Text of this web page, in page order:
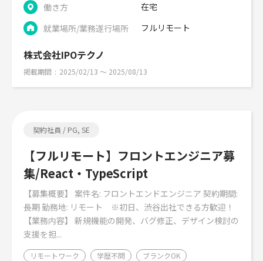
働き方
在宅
就業場所/業務遂行場所
フルリモート
株式会社IPOテクノ
掲載期間 2025/02/13 〜 2025/08/13
契約社員 / PG, SE
【フルリモート】フロントエンジニア募
集/React・TypeScript
【募集概要】 案件名: フロントエンドエンジニア 契約期間:
長期 勤務地: リモート ※初日、渋谷出社できる方歓迎！
【業務内容】 新規機能の開発、バグ修正、デザイン検討の
支援を担...
リモートワーク 学歴不問
ブランクOK